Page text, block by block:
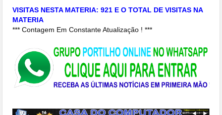
VISITAS NESTA MATERIA: 921 E O TOTAL DE VISITAS NA
MATERIA
*** Contagem Em Constante Atualização ! ***